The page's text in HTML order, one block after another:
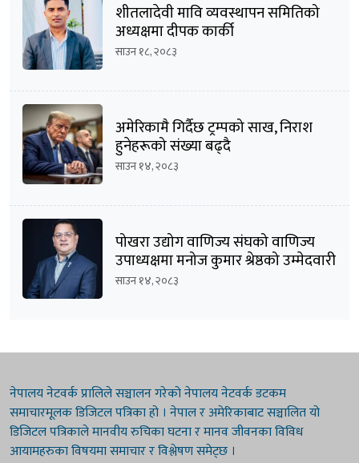
शीतलादेवी मावि व्यवस्थापन समितिको
अध्यक्षमा दीपक कार्की
साउन १८, २०८३
अमेरिकामै गिर्दैछ ट्रम्पको साख, निराश
हुनेहरूको संख्या बढ्दै
साउन १४, २०८३
पोखरा उद्योग वाणिज्य संघको वाणिज्य
उपाध्यक्षमा मनोज कुमार श्रेष्ठको उम्मेदवारी
घोषणा
साउन १४, २०८३
नेपालय नेटवर्क प्रालिले सञ्चालन गरेको नेपालय नेटवर्क डटकम
समाचारमूलक डिजिटल पत्रिका हो । नेपाल र अमेरिकाबाट सञ्चालित यो
डिजिटल पत्रिकाले मानवीय रुचिका घटना र मानव जीवनका विविध
आयामहरुका विषयमा समाचार र विश्लेषण समेट्छ ।